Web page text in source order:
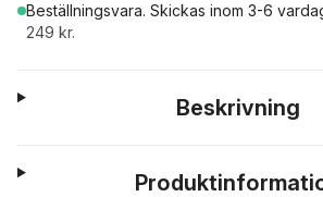
Beställningsvara. Skickas inom 3-6
249 kr.
Beskrivning